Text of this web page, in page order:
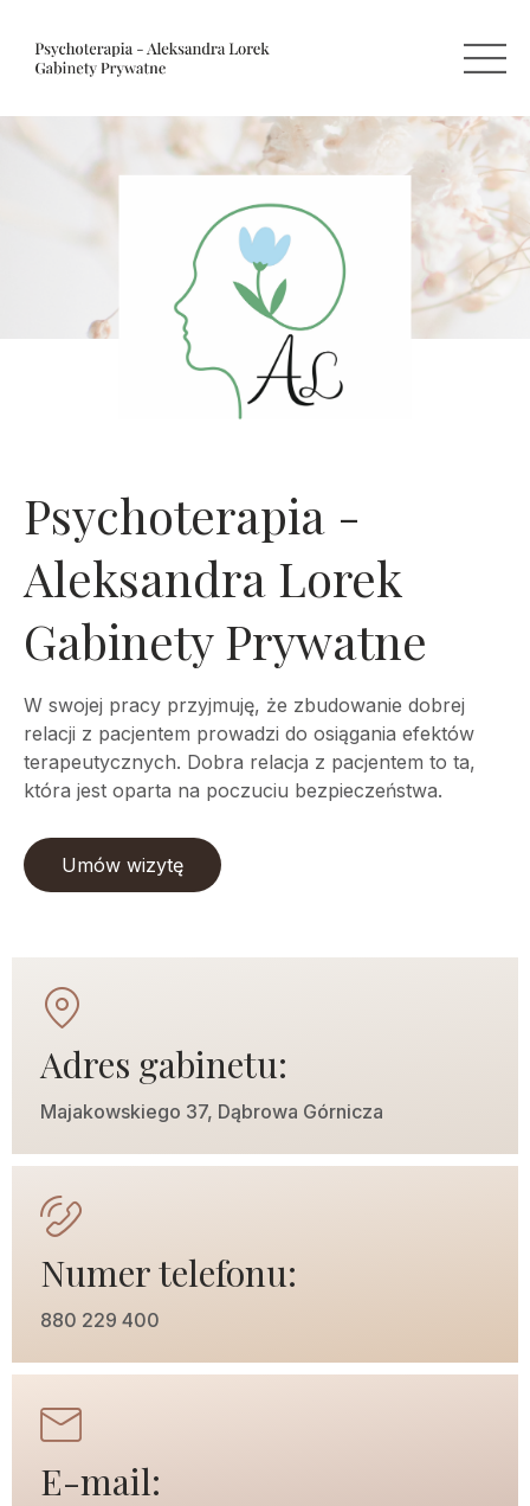
Psychoterapia -
Aleksandra Lorek
Gabinety Prywatne
W swojej pracy przyjmuję, że zbudowanie dobrej
relacji z pacjentem prowadzi do osiągania efektów
terapeutycznych. Dobra relacja z pacjentem to ta,
która jest oparta na poczuciu bezpieczeństwa.
Umów wizytę
Adres gabinetu:
Majakowskiego 37, Dąbrowa Górnicza
Numer telefonu:
880 229 400
E-mail: